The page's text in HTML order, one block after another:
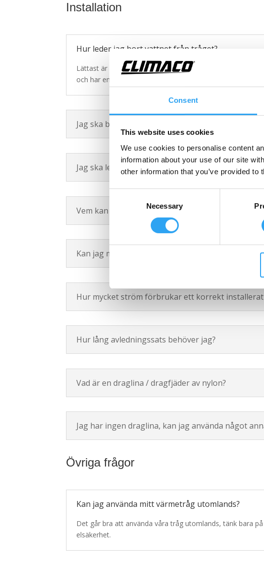
Consent
This website uses cookies
We use cookies to personalise content
information about your use of our site
other information that you’ve provided
Necessary
Installation
Hur leder jag bort vattnet från tråget?
Lättast är att använda våra uppvärmda avledningssatser,
och har en termostatstyrd lågeffekts-värmekabel.
Jag ska bara leda bort vattnet 2m - behöver jag
Jag ska leda bort kondensatet till ett stuprör -
Vem kan installera dräneringstråget?
Kan jag montera dräneringstråget själv?
Hur mycket ström förbrukar ett korrekt
Hur lång avledningssats behöver jag?
Vad är en draglina / dragfjäder av nylon?
Jag har ingen draglina, kan jag använda något
Övriga frågor
Kan jag använda mitt värmetråg utomlands?
Det går bra att använda våra tråg utomlands, tänk bara
elsäkerhet.